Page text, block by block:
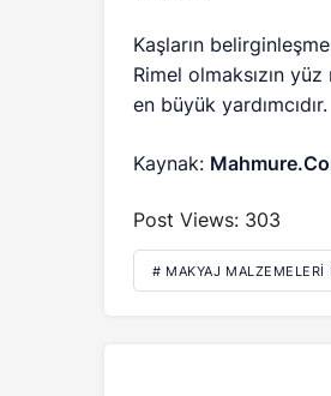
Kaşların
Rimel olmaksızın
en büyük yardımcıdır.
Kaynak:
Post Views: 303
# MAKYAJ MALZEMELERI